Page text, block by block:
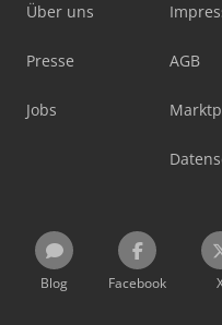
Über uns
Presse
Jobs
AGB
Blog Facebook